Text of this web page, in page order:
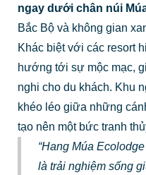
ngay dưới chân núi
Bắc Bộ và không gian
Khác biệt với các resort
hướng tới sự mộc mạc,
nghi cho du khách. Khu
khéo léo giữa những
tạo nên một bức tranh
“Hang Múa
là trải nghiệm sống